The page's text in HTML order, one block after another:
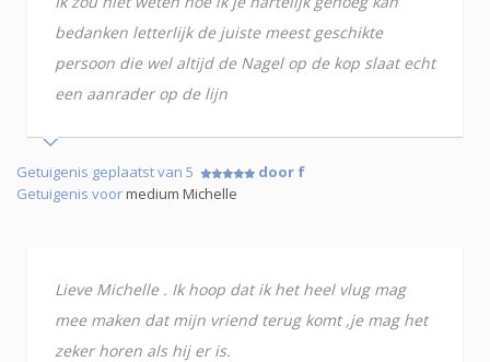
bedanken letterlijk de juiste meest geschikte
persoon die wel altijd de Nagel op de kop slaat echt
een aanrader op de lijn
Getuigenis geplaatst van 5
door f
Getuigenis voormedium Michelle
Lieve Michelle . Ik hoop dat ik het heel vlug mag
mee maken dat mijn vriend terug komt ,je mag het
zeker horen als hij er is.